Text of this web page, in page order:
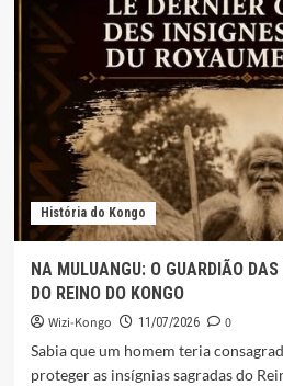
História do Kongo
NA MULUANGU: O GUARDIÃO
DO REINO DO KONGO
Wizi-Kongo 11/07/2026
0
Sabia que um homem teria
proteger as insígnias sagradas do